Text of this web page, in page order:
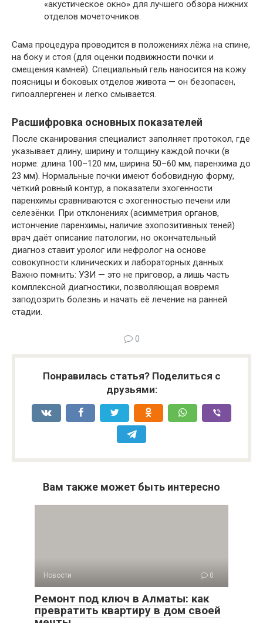
«акустическое окно» для лучшего обзора нижних
отделов мочеточников.
Сама процедура проводится в положениях лёжа на спине,
на боку и стоя (для оценки подвижности почки и
смещения камней). Специальный гель наносится на кожу
поясницы и боковых отделов живота — он безопасен,
гипоаллергенен и легко смывается.
Расшифровка основных показателей
После сканирования специалист заполняет протокол, где
указывает длину, ширину и толщину каждой почки (в
норме: длина 100–120 мм, ширина 50–60 мм, паренхима до
23 мм). Нормальные почки имеют бобовидную форму,
чёткий ровный контур, а показатели эхогенности
паренхимы сравниваются с эхогенностью печени или
селезёнки. При отклонениях (асимметрия органов,
истончение паренхимы, наличие эхопозитивных теней)
врач даёт описание патологии, но окончательный
диагноз ставит уролог или нефролог на основе
совокупности клинических и лабораторных данных.
Важно помнить: УЗИ — это не приговор, а лишь часть
комплексной диагностики, позволяющая вовремя
заподозрить болезнь и начать её лечение на ранней
стадии.
0
Понравилась статья? Поделиться с
друзьями:
Вам также может быть интересно
Новости 0
Ремонт под ключ в Алматы: как
превратить квартиру в дом своей